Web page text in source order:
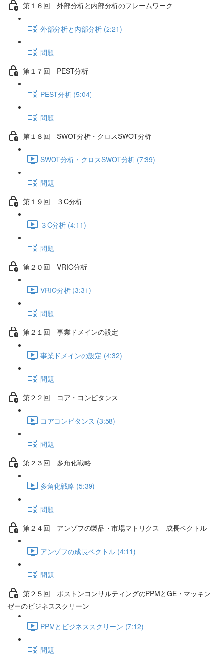
第１６回 外部分析と内部分析のフレームワーク
外部分析と内部分析 (2:21)
問題
第１７回 PEST分析
PEST分析 (5:04)
問題
第１８回 SWOT分析・クロスSWOT分析
SWOT分析・クロスSWOT分析 (7:39)
問題
第１９回 ３C分析
３C分析 (4:11)
問題
第２０回 VRIO分析
VRIO分析 (3:31)
問題
第２１回 事業ドメインの設定
事業ドメインの設定 (4:32)
問題
第２２回 コア・コンピタンス
コアコンピタンス (3:58)
問題
第２３回 多角化戦略
多角化戦略 (5:39)
問題
第２４回 アンゾフの製品・市場マトリクス 成長ベクトル
アンゾフの成長ベクトル (4:11)
問題
第２５回 ボストンコンサルティングのPPMとGE・マッキン
ゼーのビジネススクリーン
PPMとビジネススクリーン (7:12)
問題